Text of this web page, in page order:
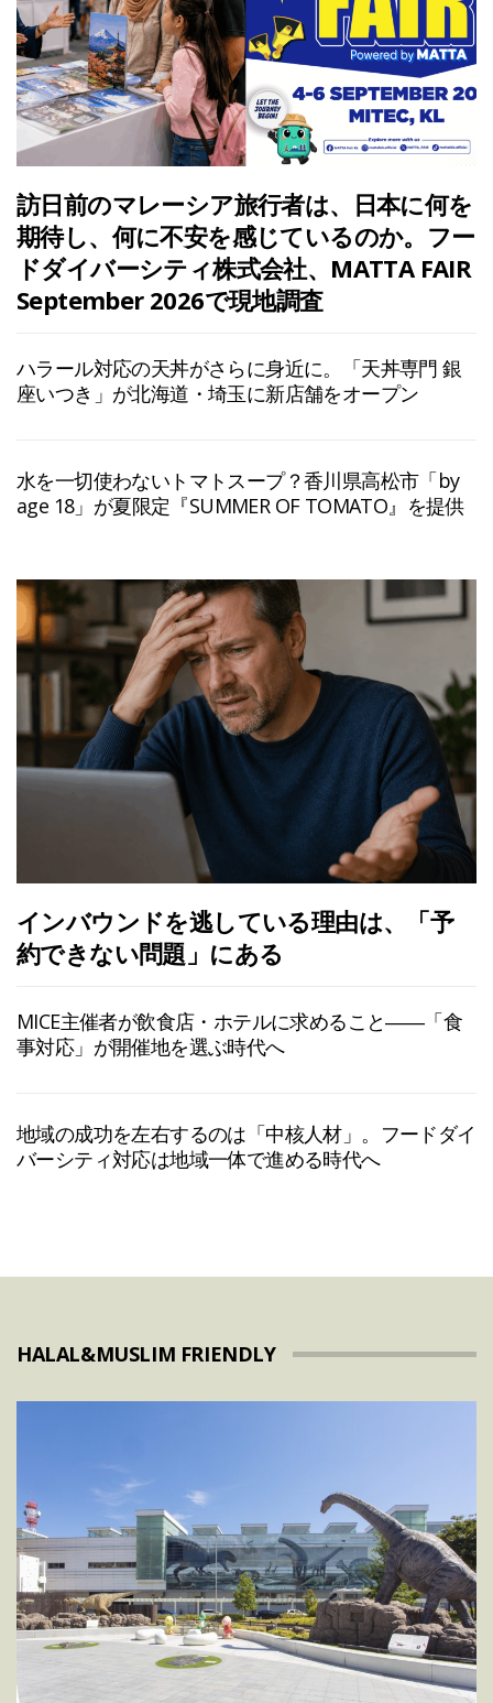
訪日前のマレーシア旅行者は、日本に何を
期待し、何に不安を感じているのか。フー
ドダイバーシティ株式会社、MATTA FAIR
September 2026で現地調査
ハラール対応の天丼がさらに身近に。「天丼専門 銀
座いつき」が北海道・埼玉に新店舗をオープン
水を一切使わないトマトスープ？香川県高松市「by
age 18」が夏限定『SUMMER OF TOMATO』を提供
インバウンドを逃している理由は、「予
約できない問題」にある
MICE主催者が飲食店・ホテルに求めること――「食
事対応」が開催地を選ぶ時代へ
地域の成功を左右するのは「中核人材」。フードダイ
バーシティ対応は地域一体で進める時代へ
HALAL&MUSLIM FRIENDLY